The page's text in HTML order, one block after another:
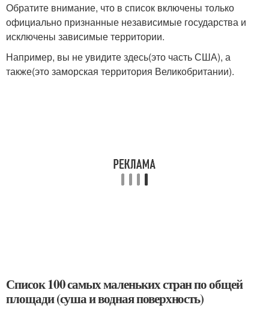
Обратите внимание, что в список включены только
официально признанные независимые государства и
исключены зависимые территории.
Например, вы не увидите здесь(это часть США), а
также(это заморская территория Великобритании).
Список 100 самых маленьких стран по общей
площади (суша и водная поверхность)